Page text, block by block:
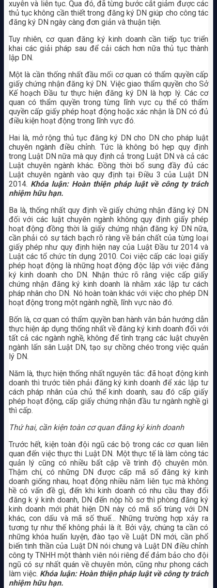
xuyên và liên tục. Qua đó, đã từng bước cắt giảm được các
thủ tục không cần thiết trong đăng ký DN giúp cho công tác
đăng ký DN ngày càng đơn giản và thuận tiện.
Tuy nhiên, cơ quan đăng ký kinh doanh cần tiếp tục triển
khai các giải pháp sau để cải cách hơn nữa thủ tục thành
lập DN.
Một là cần thống nhất đầu mối cơ quan có thẩm quyền cấp
giấy chứng nhận đăng ký DN. Việc giao thẩm quyền cho Sở
Kế hoạch Đầu tư thực hiện đăng ký DN là hợp lý. Các cơ
quan có thẩm quyền trong từng lĩnh vực cụ thể có thẩm
quyền cấp giấy phép hoạt động hoặc xác nhận là DN có đủ
điều kiện hoạt động trong lĩnh vực đó.
Hai là, mở rộng thủ tục đăng ký DN cho DN cho pháp luật
chuyên ngành điều chỉnh. Tức là không bó hẹp quy định
trong Luật DN nữa mà quy định cả trong Luật DN và cả các
Luật chuyên ngành khác. Đồng thời bổ sung đầy đủ các
Luật chuyên ngành vào quy định tại Điều 3 của Luật DN
2014. Khóa luận: Hoàn thiện pháp luật về công ty trách
nhiệm hữu hạn.
Ba là, thống nhất quy định về giấy chứng nhận đăng ký DN
đối với các luật chuyên ngành không quy định giấy phép
hoạt động đồng thời là giấy chứng nhận đăng ký DN nữa,
cần phải có sự tách bạch rõ ràng về bản chất của từng loại
giấy phép như quy định hiện nay của Luật Đầu tư 2014 và
Luật các tổ chức tín dụng 2010. Coi việc cấp các loại giấy
phép hoạt động là những hoạt động độc lập với việc đăng
ký kinh doanh cho DN. Nhận thức rõ rằng việc cấp giấy
chứng nhận đăng ký kinh doanh là nhằm xác lập tư cách
pháp nhân cho DN. Nó hoàn toàn khác với việc cho phép DN
hoạt động trong một ngành nghề, lĩnh vực nào đó.
Bốn là, cơ quan có thẩm quyền ban hành văn bản hướng dẫn
thực hiện áp dụng thống nhất về đăng ký kinh doanh đối với
tất cả các ngành nghề, không để tình trạng các luật chuyên
ngành lấn sân Luật DN, tạo sự chồng chéo trong việc quản
lý DN.
Năm là, thực hiện thống nhất nguyên tắc: đã hoạt động kinh
doanh thì trước tiên phải đăng ký kinh doanh để xác lập tư
cách pháp nhân của chủ thể kinh doanh, sau đó cấp giấy
phép hoạt động, cấp giấy chứng nhận đầu tư ngành nghề gì
thì cấp.
Thứ hai, cần kiện toàn cơ quan đăng ký kinh doanh
Trước hết, kiện toàn đội ngũ các bộ trong các cơ quan liên
quan đến việc thực thi Luật DN. Một thực tế là làm công tác
quản lý cũng có nhiều bất cập về trình độ chuyên môn.
Thậm chí, có những DN được cấp mã số đăng ký kinh
doanh giống nhau, hoạt động nhiều năm liên tục mà không
hề có vấn đề gì, đến khi kinh doanh có nhu cầu thay đổi
đăng k ý kinh doanh, DN đến nộp hồ sơ thì phòng đăng ký
kinh doanh mới phát hiện DN này có mã số trùng với DN
khác, con dấu và mã số thuế… Những trường hợp xảy ra
tương tự như thế không phải là ít. Bởi vậy, chúng ta cần có
những khóa huấn luyện, đào tạo về Luật DN mới, cần phổ
biến tinh thần của Luật DN nói chung và Luật DN điều chỉnh
công ty TNHH một thành viên nói riêng để đảm bảo cho đội
ngũ có sự nhất quán về chuyên môn, cũng như phong cách
làm việc. Khóa luận: Hoàn thiện pháp luật về công ty trách
nhiệm hữu hạn.